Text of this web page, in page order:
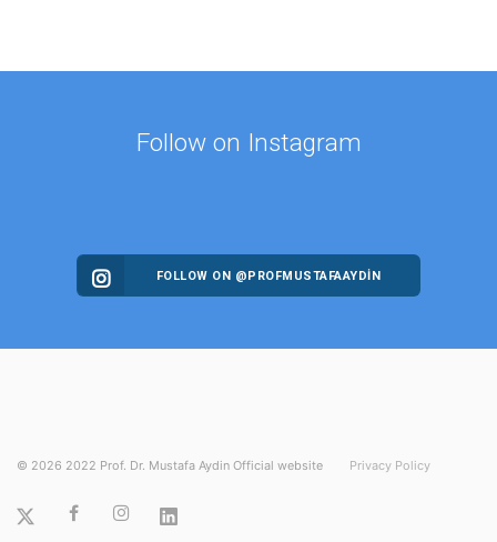
Follow on Instagram
FOLLOW ON @PROFMUSTAFAAYDIN
© 2026 2022 Prof. Dr. Mustafa Aydin Official website Privacy Policy